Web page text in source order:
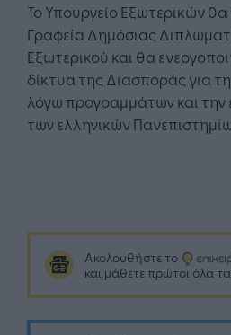
Το Υπουργείο Εξωτερικών θα
Γραφεία Δημόσιας
Εξωτερικού και θα
δίκτυα της Διασποράς για
λόγω προγραμμάτων και
των ελληνικών
Ακολουθήστε το
και μάθετε πρώτοι όλα